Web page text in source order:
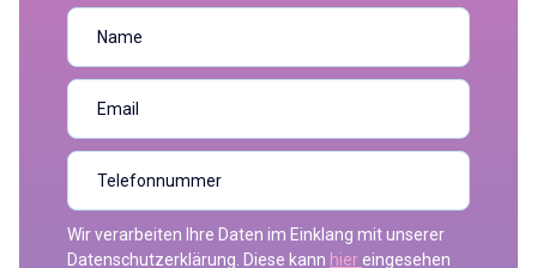
Wir verarbeiten Ihre Daten im Einklang mit unserer
Datenschutzerklärung. Diese kann hier eingesehen